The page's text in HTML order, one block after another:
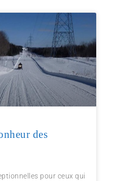
des
pour ceux qui